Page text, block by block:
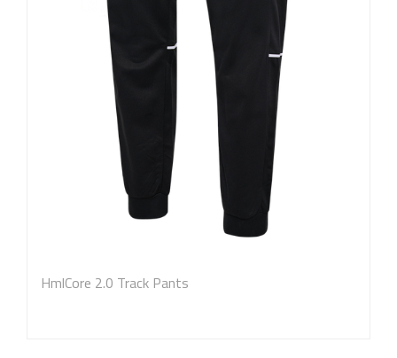
HmlCore 2.0 Track Pants